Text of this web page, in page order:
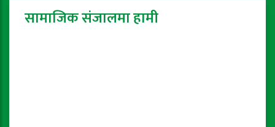
सामाजिक संजालमा हामी